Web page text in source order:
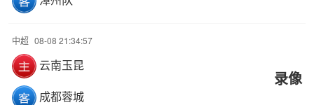
中超 08-08 21:34:57
云南玉昆
成都蓉城
录像